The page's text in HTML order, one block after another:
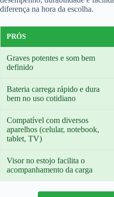
diferença na hora da escolha.
PRÓS
Graves potentes e som bem
definido
Bateria carrega rápido e dura
bem no uso cotidiano
Compatível com diversos
aparelhos (celular, notebook,
tablet, TV)
Visor no estojo facilita o
acompanhamento da carga